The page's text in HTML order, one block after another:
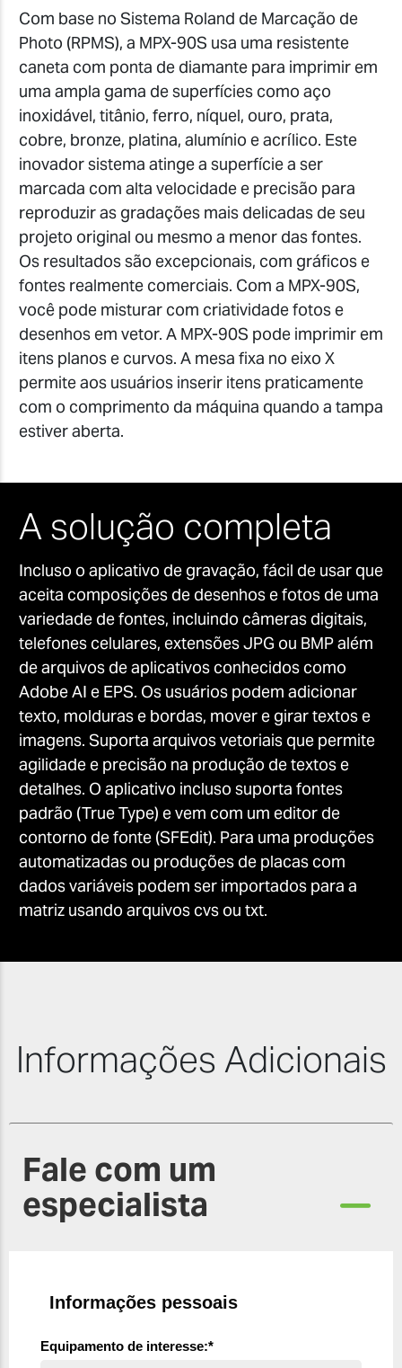
Com base no Sistema Roland de Marcação de
Photo (RPMS), a MPX-90S usa uma resistente
caneta com ponta de diamante para imprimir em
uma ampla gama de superfícies como aço
inoxidável, titânio, ferro, níquel, ouro, prata,
cobre, bronze, platina, alumínio e acrílico. Este
inovador sistema atinge a superfície a ser
marcada com alta velocidade e precisão para
reproduzir as gradações mais delicadas de seu
projeto original ou mesmo a menor das fontes.
Os resultados são excepcionais, com gráficos e
fontes realmente comerciais. Com a MPX-90S,
você pode misturar com criatividade fotos e
desenhos em vetor. A MPX-90S pode imprimir em
itens planos e curvos. A mesa fixa no eixo X
permite aos usuários inserir itens praticamente
com o comprimento da máquina quando a tampa
estiver aberta.
A solução completa
Incluso o aplicativo de gravação, fácil de usar que
aceita composições de desenhos e fotos de uma
variedade de fontes, incluindo câmeras digitais,
telefones celulares, extensões JPG ou BMP além
de arquivos de aplicativos conhecidos como
Adobe AI e EPS. Os usuários podem adicionar
texto, molduras e bordas, mover e girar textos e
imagens. Suporta arquivos vetoriais que permite
agilidade e precisão na produção de textos e
detalhes. O aplicativo incluso suporta fontes
padrão (True Type) e vem com um editor de
contorno de fonte (SFEdit). Para uma produções
automatizadas ou produções de placas com
dados variáveis podem ser importados para a
matriz usando arquivos cvs ou txt.
Informações Adicionais
Fale com um
especialista
Informações pessoais
Equipamento de interesse:*